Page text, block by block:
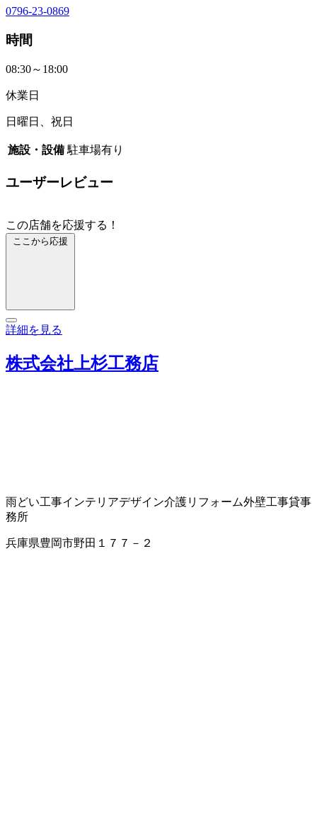
0796-23-0869
時間
08:30～18:00
休業日
日曜日、祝日
施設・設備 駐車場有り
ユーザーレビュー
この店舗を応援する！
ここから応援
詳細を見る
株式会社上杉工務店
雨どい工事インテリアデザイン介護リフォーム外壁工事貸事
務所
兵庫県豊岡市野田１７７－２